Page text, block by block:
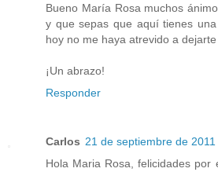
Bueno María Rosa muchos
y que sepas que aquí tienes
hoy no me haya atrevido a dejarte
¡Un abrazo!
Responder
Carlos 21 de septiembre de
Hola Maria Rosa, felicidades por